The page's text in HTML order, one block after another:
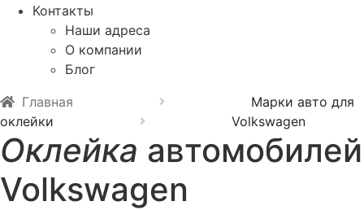
Контакты
Наши адреса
О компании
Блог
Главная
Марки авто для
оклейки
Volkswagen
Оклейка автомобилей
Volkswagen